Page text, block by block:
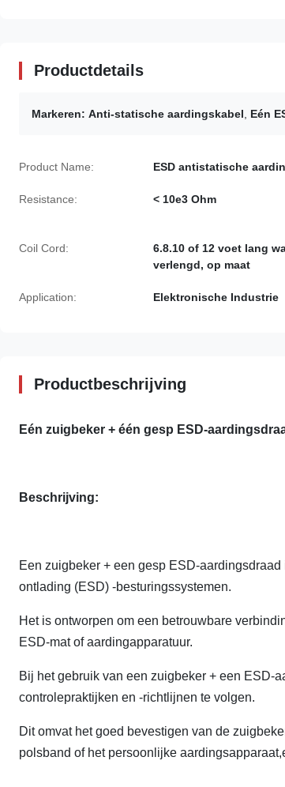
Productdetails
Markeren: Anti-statische aardingskabel Eén
Product Name: ESD antistatische
Resistance: < 10e3 Ohm
Coil Cord:
6.8.10 of 12 voet lang
verlengd, op maat
Application: Elektronische Industrie
Productbeschrijving
Eén zuigbeker + één gesp ESD-
Beschrijving:
Een zuigbeker + een gesp ESD-
ontlading (ESD) -besturingssystemen.
Het is ontworpen om een betrouwbare
ESD-mat of aardingapparatuur.
Bij het gebruik van een zuigbeker + een ESD-
controlepraktijken en -richtlijnen te volgen.
Dit omvat het goed bevestigen van de
polsband of het persoonlijke